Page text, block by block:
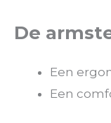
De
Een
Een